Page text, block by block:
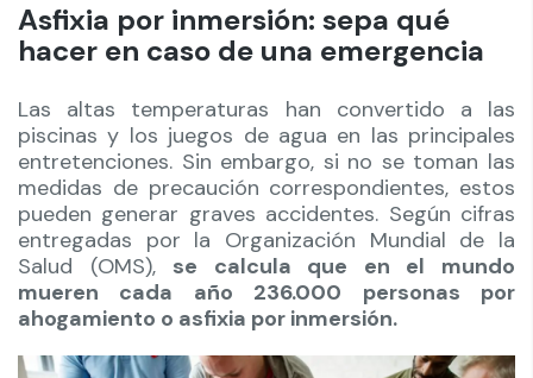
Asfixia por inmersión: sepa qué
hacer en caso de una emergencia
Las altas temperaturas han convertido a las
piscinas y los juegos de agua en las principales
entretenciones. Sin embargo, si no se toman las
medidas de precaución correspondientes, estos
pueden generar graves accidentes. Según cifras
entregadas por la Organización Mundial de la
Salud (OMS), se calcula que en el mundo
mueren cada año 236.000 personas por
ahogamiento o asfixia por inmersión.